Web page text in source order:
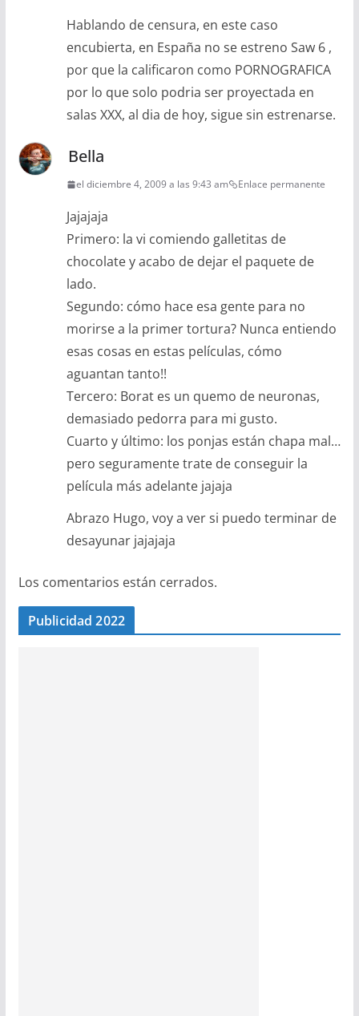
Hablando de censura, en este caso
encubierta, en España no se estreno Saw 6 ,
por que la calificaron como PORNOGRAFICA
por lo que solo podria ser proyectada en
salas XXX, al dia de hoy, sigue sin estrenarse.
Bella
el diciembre 4, 2009 a las 9:43 am Enlace permanente
Jajajaja
Primero: la vi comiendo galletitas de
chocolate y acabo de dejar el paquete de
lado.
Segundo: cómo hace esa gente para no
morirse a la primer tortura? Nunca entiendo
esas cosas en estas películas, cómo
aguantan tanto!!
Tercero: Borat es un quemo de neuronas,
demasiado pedorra para mi gusto.
Cuarto y último: los ponjas están chapa mal…
pero seguramente trate de conseguir la
película más adelante jajaja
Abrazo Hugo, voy a ver si puedo terminar de
desayunar jajajaja
Los comentarios están cerrados.
Publicidad 2022